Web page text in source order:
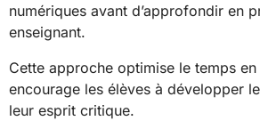
numériques avant d’approfondir en
enseignant.
Cette approche optimise le temps
encourage les élèves à développer
leur esprit critique.